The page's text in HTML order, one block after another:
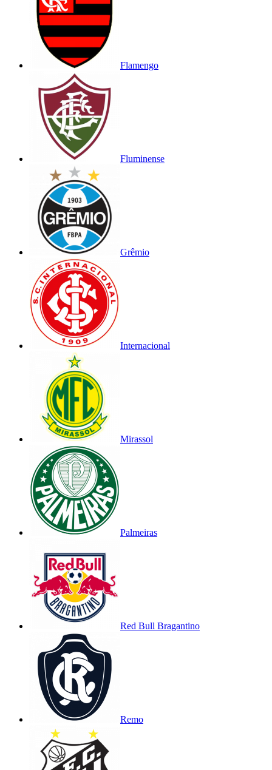
Flamengo
Fluminense
Grêmio
Internacional
Mirassol
Palmeiras
Red Bull Bragantino
Remo